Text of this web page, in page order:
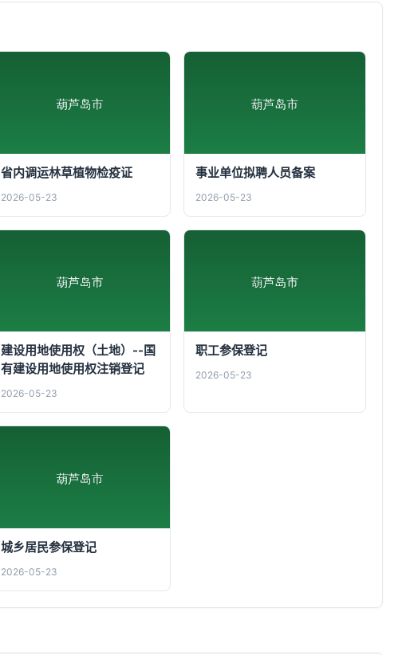
省内调运林草植物检疫证
2026-05-23
事业单位拟聘人员备案
2026-05-23
建设用地使用权（土地）--国
有建设用地使用权注销登记
2026-05-23
职工参保登记
2026-05-23
城乡居民参保登记
2026-05-23